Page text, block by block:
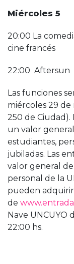
Miércoles 5
20:00 La
cine francés
22:00 Aftersun
Las funciones
miércoles 29 de
250 de Ciudad).
un valor
estudiantes,
jubiladas. Las
valor general
personal de la
pueden
de
Nave UNCUYO
22:00 hs.